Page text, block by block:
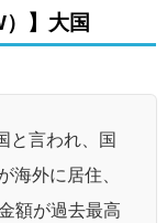
】大国
と言われ、国
海外に居住、
額が過去最高